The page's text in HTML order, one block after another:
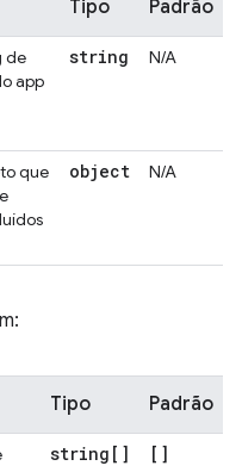
Tipo Padrão
de
app
string N/A
que
object N/A
Tipo Padrão
string[] []